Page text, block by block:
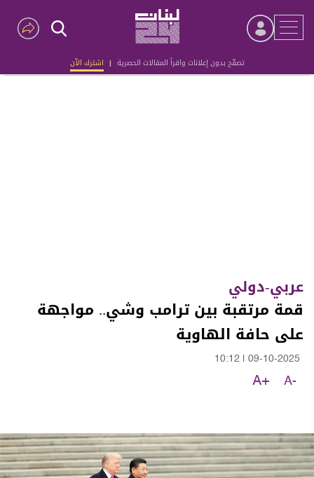
تصفّح بدون إعلانات واقرأ المقالات الحصرية | اشترك الآن
Advertisement
عربي-دولي
قمة مرتقبة بين ترامب وشي.. مواجهة
على حافة الهاوية
09-10-2025
10:12
A-
A+